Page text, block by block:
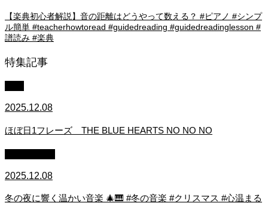
【楽典初心者解説】音の距離はどうやって数える？ #ピアノ #シンプ
ル簡単 #teacherhowtoread #guidedreading #guidedreadinglesson #
譜読み #楽典
特集記事
2025.12.08
ほぼ日1フレーズ THE BLUE HEARTS NO NO NO
2025.12.08
冬の夜に響く温かい音楽 🎄🎹 #冬の音楽 #クリスマス #心温まる